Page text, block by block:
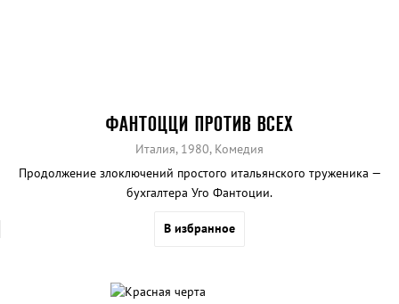
ФАНТОЦЦИ ПРОТИВ ВСЕХ
Италия, 1980, Комедия
Продолжение злоключений простого итальянского труженика —
бухгалтера Уго Фантоции.
В избранное